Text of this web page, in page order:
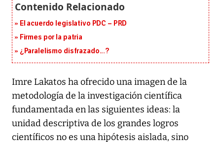
El acuerdo legislativo PDC – PRD
Firmes por la patria
¿Paralelismo disfrazado...?
Imre Lakatos ha ofrecido una imagen de la
metodología de la investigación científica
fundamentada en las siguientes ideas: la
unidad descriptiva de los grandes logros
científicos no es una hipótesis aislada, sino